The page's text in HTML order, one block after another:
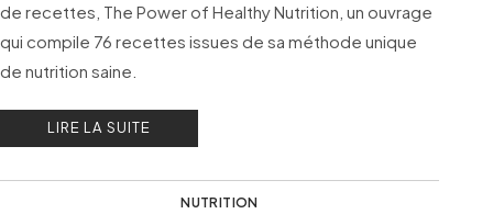
de recettes, The Power of Healthy Nutrition, un ouvrage
qui compile 76 recettes issues de sa méthode unique
de nutrition saine.
LIRE LA SUITE
NUTRITION